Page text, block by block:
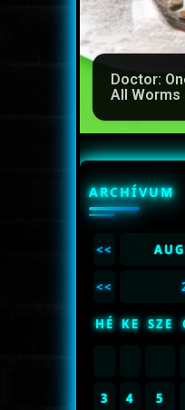
Doctor:
All Worms
ARCHÍVUM
<<
<<
HÉ KE SZE
3 4 5